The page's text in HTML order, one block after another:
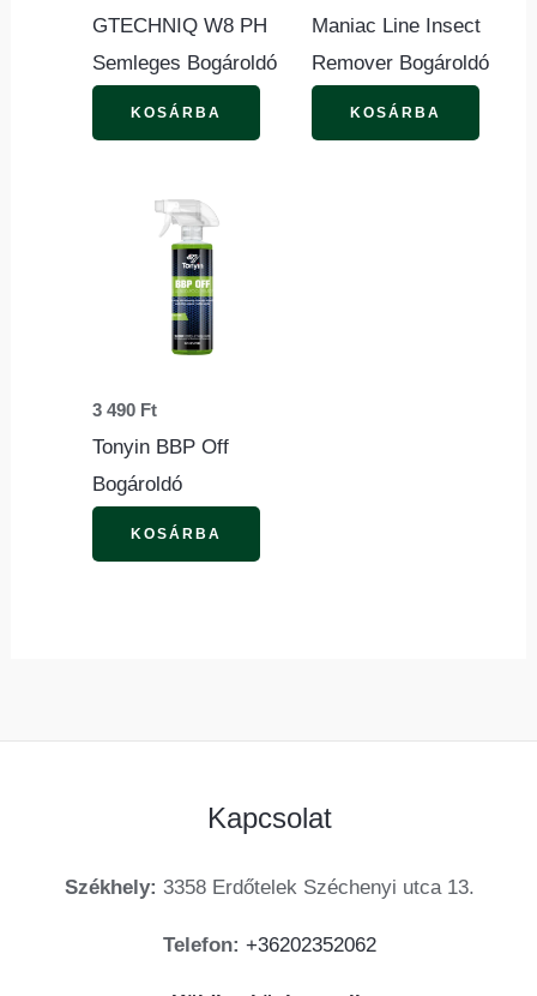
GTECHNIQ W8 PH
Semleges Bogároldó
KOSÁRBA
változatok
a
termékoldalon
Maniac Line Insect
Remover Bogároldó
KOSÁRBA
3 490 Ft
Tonyin BBP Off
Bogároldó
KOSÁRBA
Kapcsolat
Székhely: 3358 Erdőtelek Széchenyi utca 13.
Telefon: +36202352062